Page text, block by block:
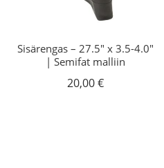
Sisärengas – 27.5″ x 3.5-4.0″
| Semifat malliin
20,00€